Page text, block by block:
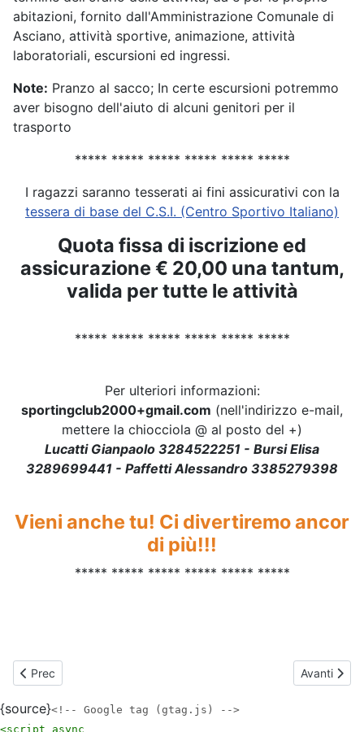
abitazioni, fornito dall'Amministrazione Comunale di
Asciano, attività sportive, animazione, attività
laboratoriali, escursioni ed ingressi.
Note: Pranzo al sacco; In certe escursioni potremmo
aver bisogno dell'aiuto di alcuni genitori per il
trasporto
***** ***** ***** ***** ***** *****
I ragazzi saranno tesserati ai fini assicurativi con la
tessera di base del C.S.I. (Centro Sportivo Italiano)
Quota fissa di iscrizione ed
assicurazione € 20,00 una tantum,
valida per tutte le attività
***** ***** ***** ***** ***** *****
Per ulteriori informazioni:
sportingclub2000+gmail.com (nell'indirizzo e-mail,
mettere la chiocciola @ al posto del +)
Lucatti Gianpaolo 3284522251 - Bursi Elisa
3289699441 - Paffetti Alessandro 3385279398
Vieni anche tu! Ci divertiremo ancor
di più!!!
***** ***** ***** ***** ***** *****
Articolo precedente: Attività Estive 2026 - Prossime Iscrizioni -
Prec Articolo
Avanti
{source}<!-- Google tag (gtag.js) -->
<script async